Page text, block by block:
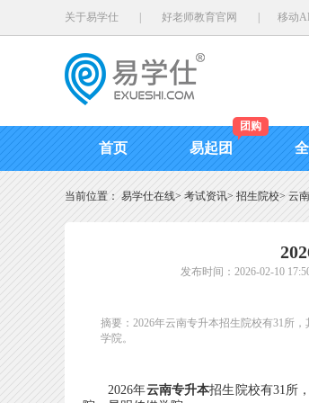
关于易学仕 好老师教育官网 移动
首页 易起团
团购
当前位置： 易学仕在线> 考试资讯> 招生院校> 云南
发布时间：2026-02-10
摘要：2026年云南专升本招生院校有31所
学院。
2026年云南专升本招生院校有31所